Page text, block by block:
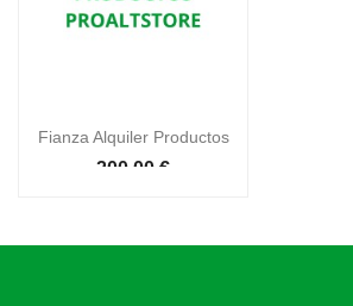
Vista rápida
Fianza Alquiler Productos
200,00 €